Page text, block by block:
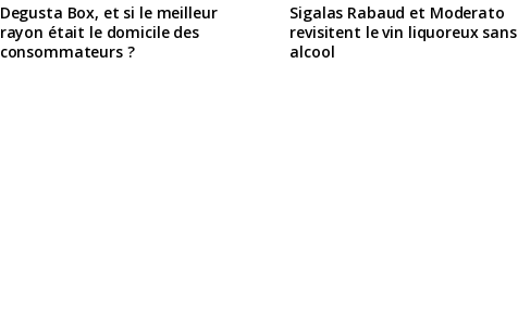
Degusta Box, et si le meilleur
rayon était le domicile des
consommateurs ?
Sigalas Rabaud et Moderato
revisitent le vin liquoreux sans
alcool